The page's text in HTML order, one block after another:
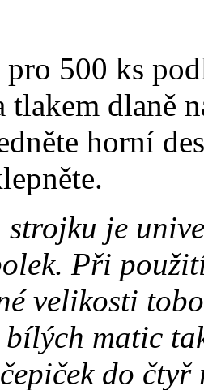
500 ks
tlakem dlaně
horní
je
Při
velikosti
matic
do